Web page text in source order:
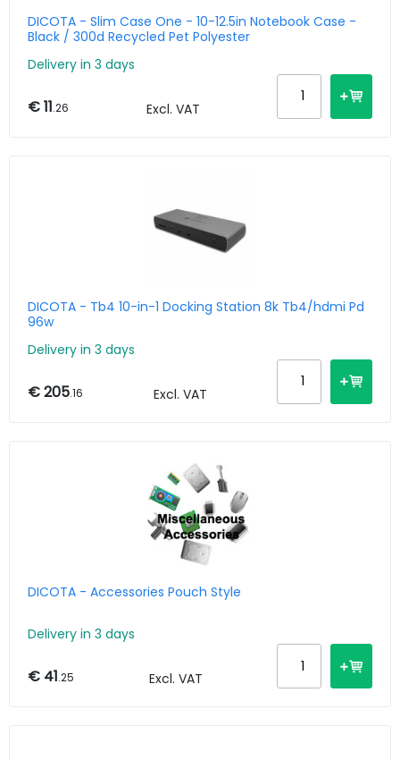
DICOTA - Slim Case One - 10-12.5in Notebook Case -
Black / 300d Recycled Pet Polyester
Delivery in 3 days
€ 11.26 Excl. VAT
DICOTA - Tb4 10-in-1 Docking Station 8k Tb4/hdmi Pd
96w
Delivery in 3 days
€ 205.16 Excl. VAT
DICOTA - Accessories Pouch Style
Delivery in 3 days
€ 41.25 Excl. VAT